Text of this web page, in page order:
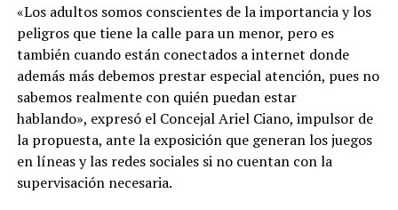
«Los adultos somos conscientes de la importancia y los
peligros que tiene la calle para un menor, pero es
también cuando están conectados a internet donde
además más debemos prestar especial atención, pues no
sabemos realmente con quién puedan estar
hablando», expresó el Concejal Ariel Ciano, impulsor de
la propuesta, ante la exposición que generan los juegos
en líneas y las redes sociales si no cuentan con la
supervisación necesaria.